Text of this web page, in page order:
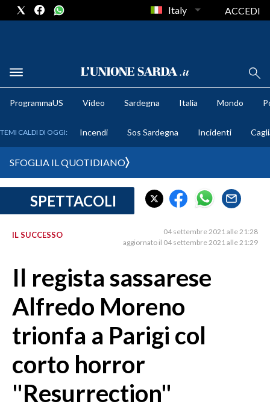
METEO
CRONACA SARDEGNA
PROVINCIA DI CAGLIARI
MEDIO CAMPIDANO
ORISTANO E PROVINCIA
SASSARI E PROVINCIA
GALLURA
NUORO E PROVINCIA
OGLIASTRA
AGENDA
Italy ACCEDI
ProgrammaUS Video Sardegna Italia Mondo
TEMI CALDI DI OGGI: Incendi Sos Sardegna Incidenti
SFOGLIA IL QUOTIDIANO
SPETTACOLI
IL SUCCESSO
04 settembre 2021 alle 21:28
aggiornato il 04 settembre 2021 alle 21:29
Il regista sassarese
Alfredo Moreno
trionfa a Parigi col
corto horror
"Resurrection"